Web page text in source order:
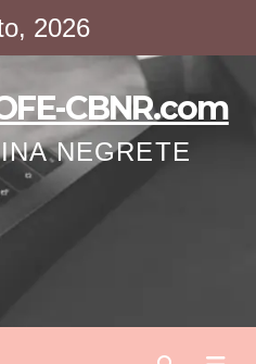
2026
CBNR.com
NEGRETE